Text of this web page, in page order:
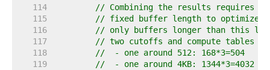
   114
// Combining the results requires
   115
// fixed buffer length to optimize.
   116
// only buffers longer than this
   117
// two cutoffs and compute tables
   118
//  - one around 512: 168*3=504
   119
//  - one around 4KB: 1344*3=4032